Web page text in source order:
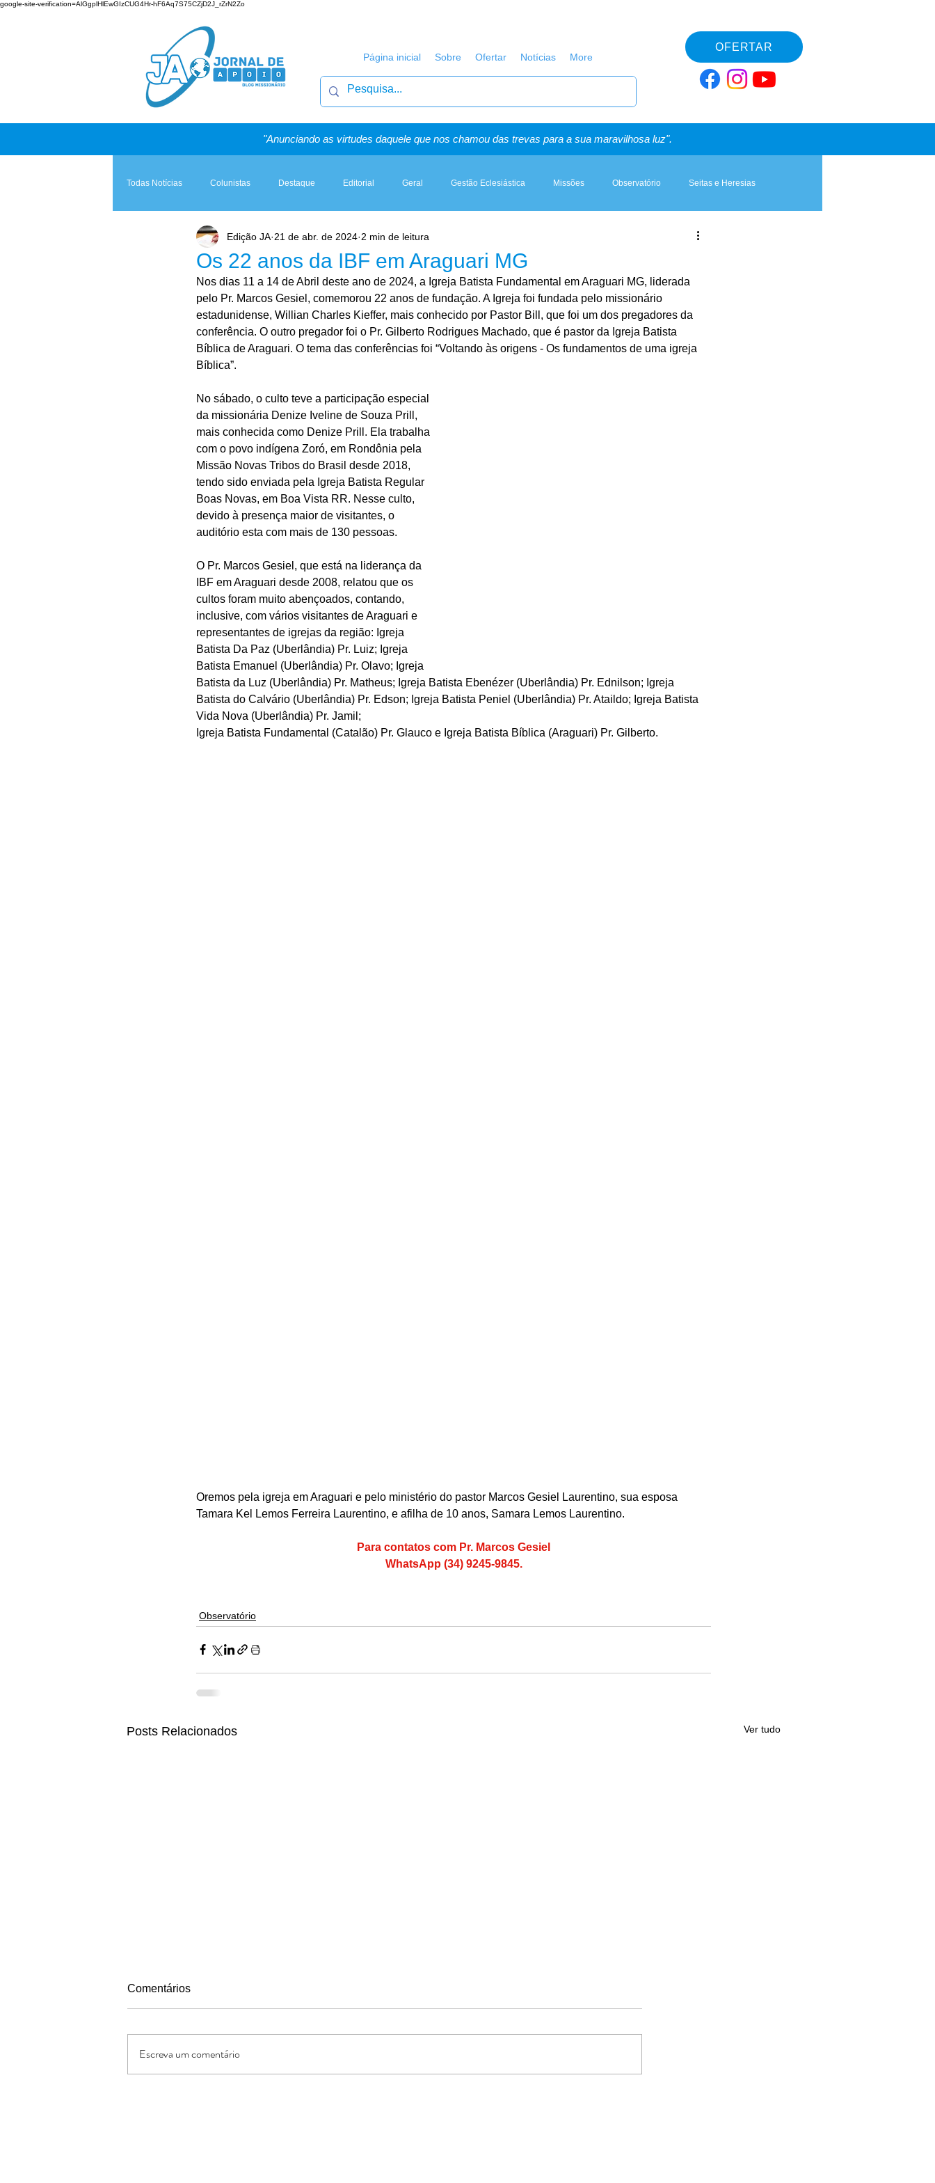
google-site-verification=AlGgplHlEwGIzCUG4Hr-hF6Aq7S75CZjD2J_rZrN2Zo
Página inicial Sobre Ofertar Notícias More
OFERTAR
"Anunciando as virtudes daquele que nos chamou das trevas para a sua maravilhosa luz".
Todas Notícias Colunistas Destaque Editorial Geral Gestão Eclesiástica Missões Observatório Seitas e Heresias
Teologia & Prática A Igreja e a Lei Artigos, Sermões & Esboços
Os 22 anos da IBF em Araguari MG
Edição JA 21 de abr. de 2024 2 min de leitura
Nos dias 11 a 14 de Abril deste ano de 2024, a Igreja Batista Fundamental em Araguari MG, liderada
pelo Pr. Marcos Gesiel, comemorou 22 anos de fundação. A Igreja foi fundada pelo missionário
estadunidense, Willian Charles Kieffer, mais conhecido por Pastor Bill, que foi um dos pregadores da
conferência. O outro pregador foi o Pr. Gilberto Rodrigues Machado, que é pastor da Igreja Batista
Bíblica de Araguari. O tema das conferências foi “Voltando às origens - Os fundamentos de uma igreja
Bíblica”.
No sábado, o culto teve a participação especial
da missionária Denize Iveline de Souza Prill,
mais conhecida como Denize Prill. Ela trabalha
com o povo indígena Zoró, em Rondônia pela
Missão Novas Tribos do Brasil desde 2018,
tendo sido enviada pela Igreja Batista Regular
Boas Novas, em Boa Vista RR. Nesse culto,
devido à presença maior de visitantes, o
auditório esta com mais de 130 pessoas.
O Pr. Marcos Gesiel, que está na liderança da
IBF em Araguari desde 2008, relatou que os
cultos foram muito abençoados, contando,
inclusive, com vários visitantes de Araguari e
representantes de igrejas da região: Igreja
Batista Da Paz (Uberlândia) Pr. Luiz; Igreja
Batista Emanuel (Uberlândia) Pr. Olavo; Igreja
Batista da Luz (Uberlândia) Pr. Matheus; Igreja Batista Ebenézer (Uberlândia) Pr. Ednilson; Igreja
Batista do Calvário (Uberlândia) Pr. Edson; Igreja Batista Peniel (Uberlândia) Pr. Ataildo; Igreja Batista
Vida Nova (Uberlândia) Pr. Jamil;
Igreja Batista Fundamental (Catalão) Pr. Glauco e Igreja Batista Bíblica (Araguari) Pr. Gilberto.
Oremos pela igreja em Araguari e pelo ministério do pastor Marcos Gesiel Laurentino, sua esposa
Tamara Kel Lemos Ferreira Laurentino, e afilha de 10 anos, Samara Lemos Laurentino.
Para contatos com Pr. Marcos Gesiel
WhatsApp (34) 9245-9845.
Observatório
Posts Relacionados Ver tudo
Comentários
Escreva um comentário